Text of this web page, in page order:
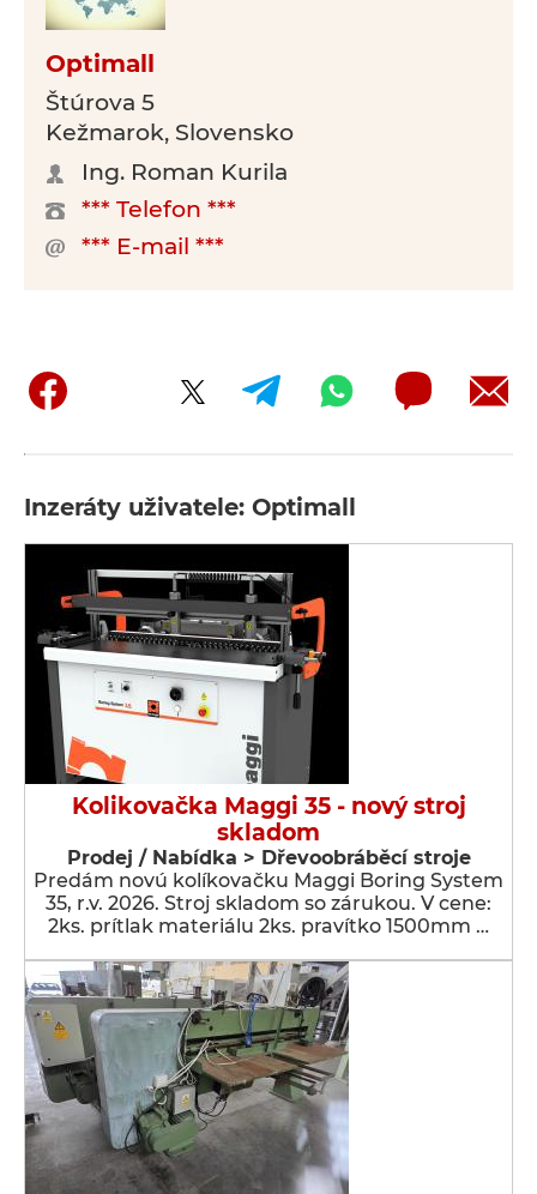
Optimall
Štúrova 5
Kežmarok, Slovensko
Ing. Roman Kurila
*** Telefon ***
*** E-mail ***
Inzeráty uživatele: Optimall
Kolikovačka Maggi 35 - nový stroj
skladom
Prodej / Nabídka > Dřevoobráběcí stroje
Predám novú kolíkovačku Maggi Boring System
35, r.v. 2026. Stroj skladom so zárukou. V cene:
2ks. prítlak materiálu 2ks. pravítko 1500mm …